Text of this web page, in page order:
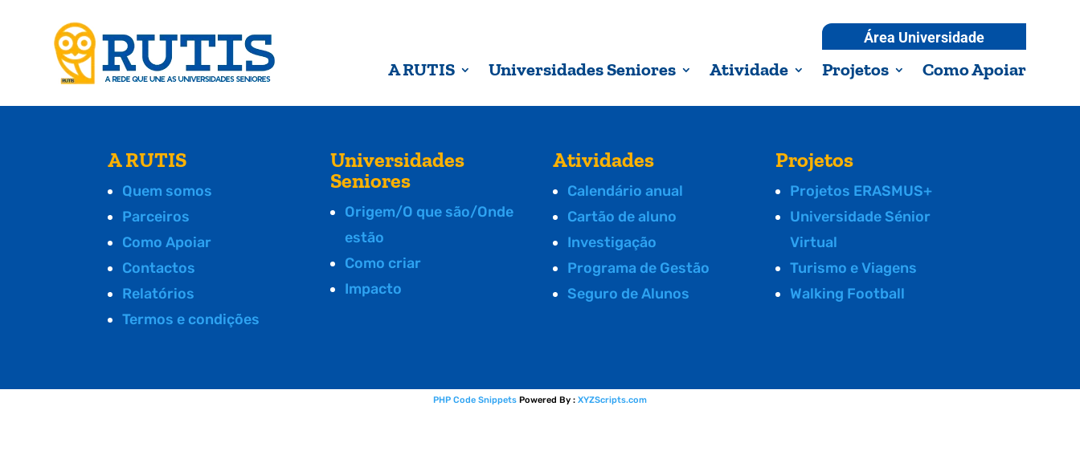
Área Universidade
A RUTIS Universidades Seniores Atividade Projetos Como Apoiar
A RUTIS
Quem somos
Parceiros
Como Apoiar
Contactos
Relatórios
Termos e condições
Universidades
Seniores
Origem/O que são/Onde
estão
Como criar
Impacto
Atividades
Calendário anual
Cartão de aluno
Investigação
Programa de Gestão
Seguro de Alunos
Projetos
Projetos ERASMUS+
Universidade Sénior
Virtual
Turismo e Viagens
Walking Football
PHP Code Snippets Powered By : XYZScripts.com